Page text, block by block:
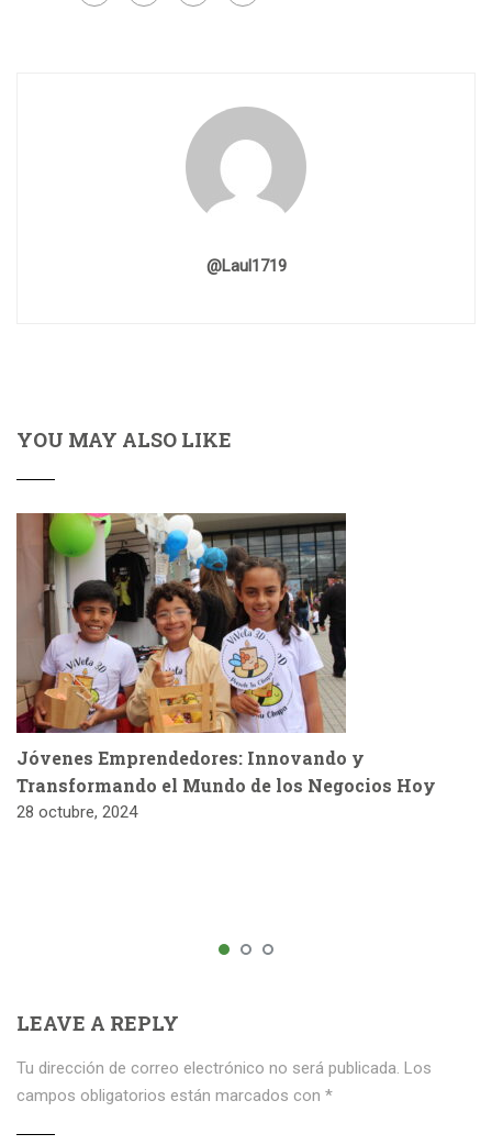
@laul1719
YOU MAY ALSO LIKE
Jóvenes Emprendedores: Innovando y
Transformando el Mundo de los Negocios Hoy
28 octubre, 2024
LEAVE A REPLY
Tu dirección de correo electrónico no será publicada. Los
campos obligatorios están marcados con *